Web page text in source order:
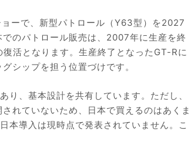
ーで、新型パトロール（Y63型）を2027
のパトロール販売は、2007年に生産を終
活となります。生産終了となったGT-Rに
シップを担う位置づけです。
り、基本設計を共有しています。ただし、
れていないため、日本で買えるのはあくま
本導入は現時点で発表されていません。こ